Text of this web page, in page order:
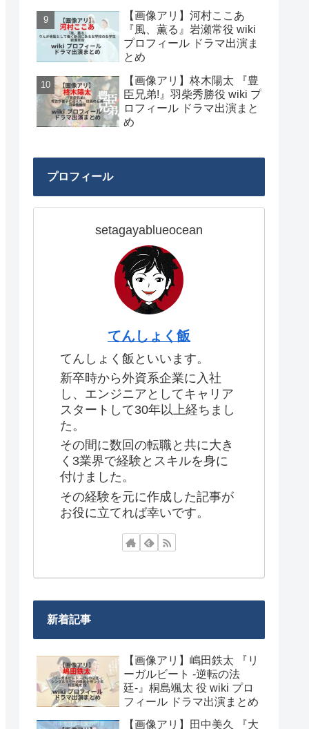
【画像アリ】河村ここあ
『風、薫る』岩瀬常役 wiki
プロフィール ドラマ出演ま
とめ
【画像アリ】柊木陽太 『豊
臣兄弟!』羽柴秀勝役 wiki プ
ロフィール ドラマ出演まと
め
プロフィール
setagayablueocean
てんしょく飯
てんしょく飯といいます。
新卒時から外資系企業に入社
し、エンジニアとしてキャリア
スタートして30年以上経ちまし
た。
その間に数回の転職と共に大き
く3業界で経験とスキルを身に
付けました。
その経験を元に作成した記事が
お役に立てれば幸いです。
新着記事
【画像アリ】嶋田鉄太 『リ
ーガルビート -逆転の法
廷-』桐島颯太 役 wiki プロ
フィール ドラマ出演まとめ
【画像アリ】田中美久 『大